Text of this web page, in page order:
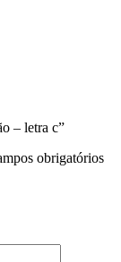
– letra c”
obrigatórios